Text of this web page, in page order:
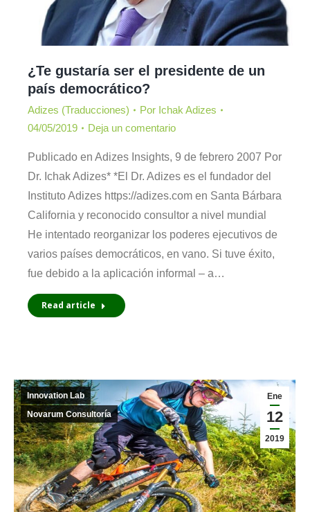
¿Te gustaría ser el presidente de un
país democrático?
Adizes (Traducciones) Por Ichak Adizes
04/05/2019
Deja un comentario
Publicado en Adizes Insights, 9 de febrero 2007 Por
Dr. Ichak Adizes* *El Dr. Adizes es el fundador del
Instituto Adizes https://adizes.com en Santa Bárbara
California y reconocido consultor a nivel mundial
He intentado reorganizar los poderes ejecutivos de
varios países democráticos, en vano. Si tuve éxito,
fue debido a la aplicación informal – a…
Read article
Ene
12
2019
Innovation Lab
Novarum Consultoría